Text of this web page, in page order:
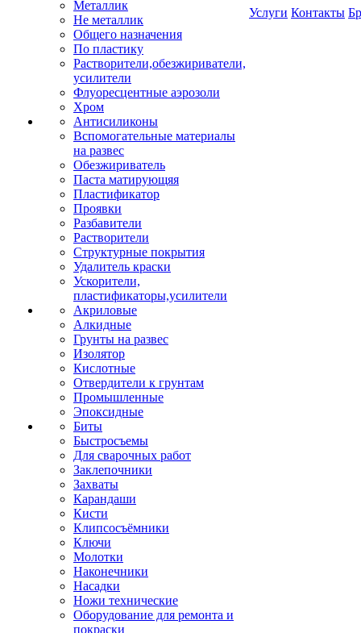
Металлик
Не металлик
Общего назначения
По пластику
Растворители,обезжириватели,
усилители
Флуоресцентные аэрозоли
Хром
Антисиликоны
Вспомогательные материалы
на развес
Обезжириватель
Паста матирующяя
Пластификатор
Проявки
Разбавители
Растворители
Структурные покрытия
Удалитель краски
Ускорители,
пластификаторы,усилители
Акриловые
Алкидные
Грунты на развес
Изолятор
Кислотные
Отвердители к грунтам
Промышленные
Эпоксидные
Биты
Быстросъемы
Для сварочных работ
Заклепочники
Захваты
Карандаши
Кисти
Клипсосъёмники
Ключи
Молотки
Наконечники
Насадки
Ножи технические
Оборудование для ремонта и
покраски
Услуги Контакты